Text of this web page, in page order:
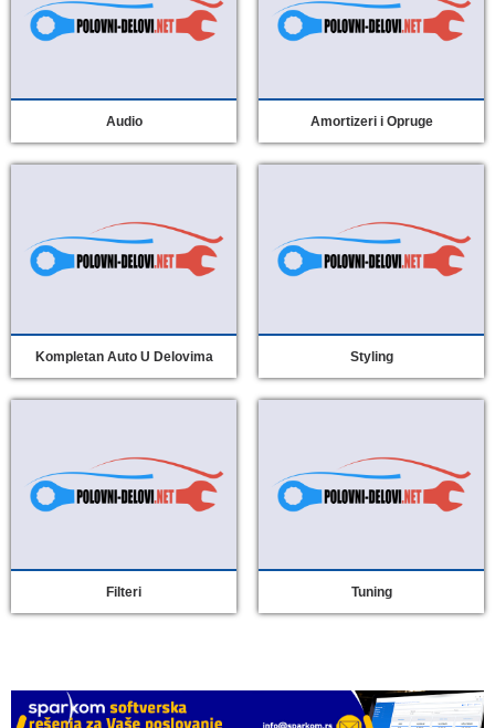
Audio Amortizeri i Opruge
Kompletan Auto U Delovima Styling
Filteri Tuning